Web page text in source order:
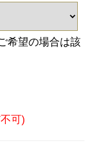
希望の場合は該
可)